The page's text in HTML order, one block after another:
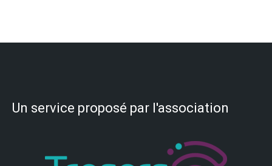
Un service proposé par l'association